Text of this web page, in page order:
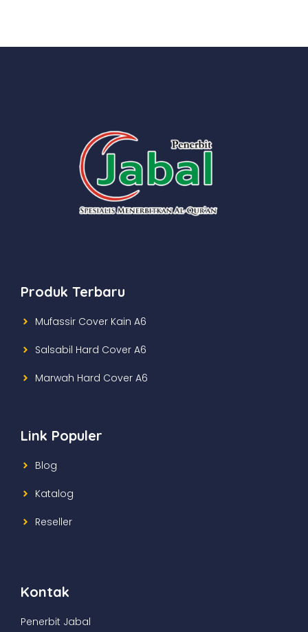
Produk Terbaru
Mufassir Cover Kain A6
Salsabil Hard Cover A6
Marwah Hard Cover A6
Link Populer
Blog
Katalog
Reseller
Kontak
Penerbit Jabal